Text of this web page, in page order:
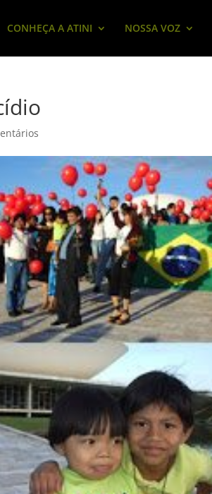
CONHEÇA A ATINI NOSSA VOZ